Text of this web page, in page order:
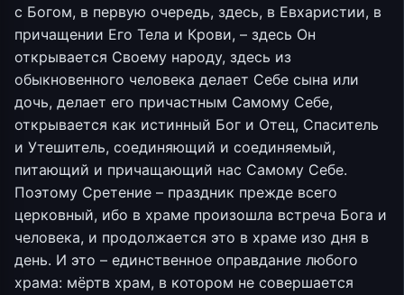
с Богом, в первую очередь, здесь, в Евхаристии, в
причащении Его Тела и Крови, – здесь Он
открывается Своему народу, здесь из
обыкновенного человека делает Себе сына или
дочь, делает его причастным Самому Себе,
открывается как истинный Бог и Отец, Спаситель
и Утешитель, соединяющий и соединяемый,
питающий и причащающий нас Самому Себе.
Поэтому Сретение – праздник прежде всего
церковный, ибо в храме произошла встреча Бога и
человека, и продолжается это в храме изо дня в
день. И это – единственное оправдание любого
храма: мёртв храм, в котором не совершается